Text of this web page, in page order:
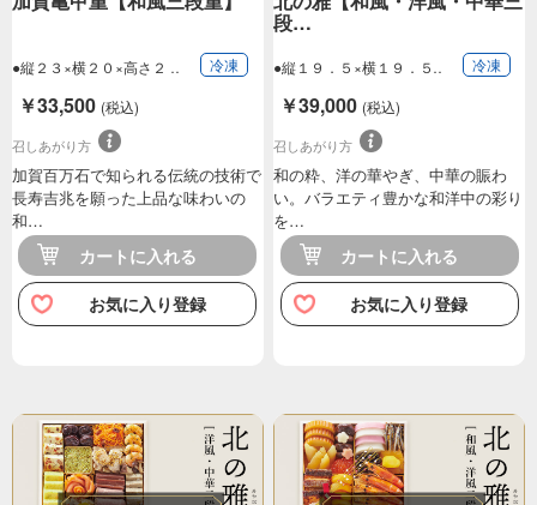
●縦２３×横２０×高さ２
冷凍
￥33,500 (税込)
召しあがり方
加賀百万石で知られる伝統の技術で
長寿吉兆を願った上品な味わいの
和…
カートに入れる
お気に入り登録
段…
●縦１９．５×横１９．５
冷凍
￥39,000 (税込)
召しあがり方
和の粋、洋の華やぎ、中華の賑わ
い。バラエティ豊かな和洋中の彩り
を…
カートに入れる
お気に入り登録